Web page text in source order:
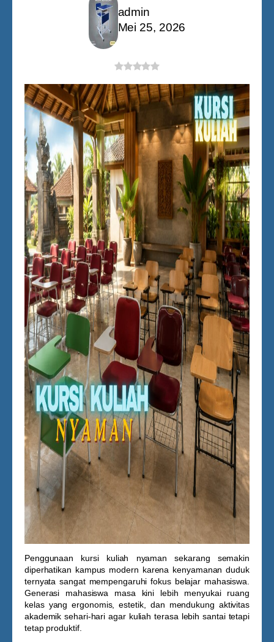
admin
Mei 25, 2026
Penggunaan kursi kuliah nyaman sekarang semakin
diperhatikan kampus modern karena kenyamanan duduk
ternyata sangat mempengaruhi fokus belajar mahasiswa.
Generasi mahasiswa masa kini lebih menyukai ruang
kelas yang ergonomis, estetik, dan mendukung aktivitas
akademik sehari-hari agar kuliah terasa lebih santai tetapi
tetap produktif.